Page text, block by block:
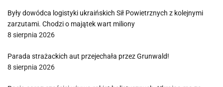
Były dowódca logistyki ukraińskich Sił Powietrznych z kolejnymi
zarzutami. Chodzi o majątek wart miliony
8 sierpnia 2026
Parada strażackich aut przejechała przez Grunwald!
8 sierpnia 2026